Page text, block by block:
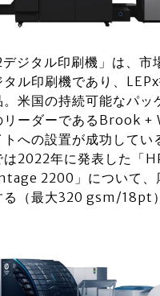
ジタル印刷機」は、市
ル印刷機であり、
米国の持続可能なパッ
リーダーであるBrook
への設置が成功してい
は2022年に発表した「
2200」について、
る（最大320 gsm/18pt